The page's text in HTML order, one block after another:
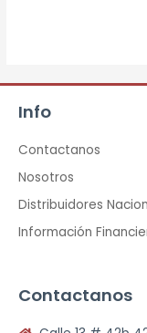
Info
Contactanos
Nosotros
Distribuidores
Información
Contactanos